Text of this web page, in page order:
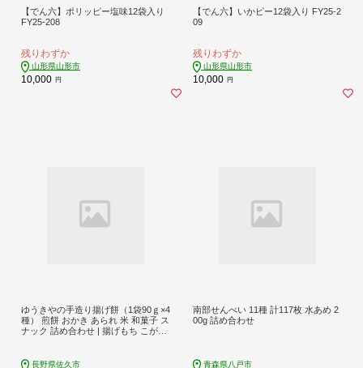
【でん六】ポリッピー塩味12袋入り
FY25-208
残りわずか
山形県山形市
10,000 円
【でん六】いかピー12袋入り FY25-2
09
残りわずか
山形県山形市
10,000 円
ゆうきやの手造り揚げ餅（1袋90ｇ×4
種） 煎餅 おかき あられ 米 和菓子 ス
ナック 詰め合わせ | 揚げもち こがね
長野県佐久市
南部せんべい 11種 計117枚 水あめ 2
00g 詰め合わせ
青森県八戸市